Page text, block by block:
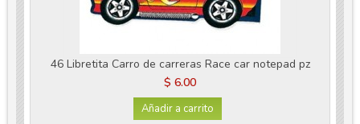
46 Libretita Carro de carreras Race car notepad pz
$ 6.00
Añadir a carrito